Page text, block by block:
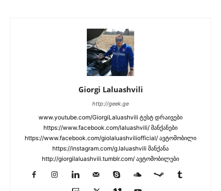
Giorgi Laluashvili
http://geek.ge
www.youtube.com/GiorgiLaluashvili ტესტ დრაივები
https://www.facebook.com/laluashvili/ მანქანები
https://www.facebook.com/giolaluashviliofficial/ ავტომობილი
https://instagram.com/g.laluashvili მანქანა
http://giorgilaluashvili.tumblr.com/ ავტომობილები